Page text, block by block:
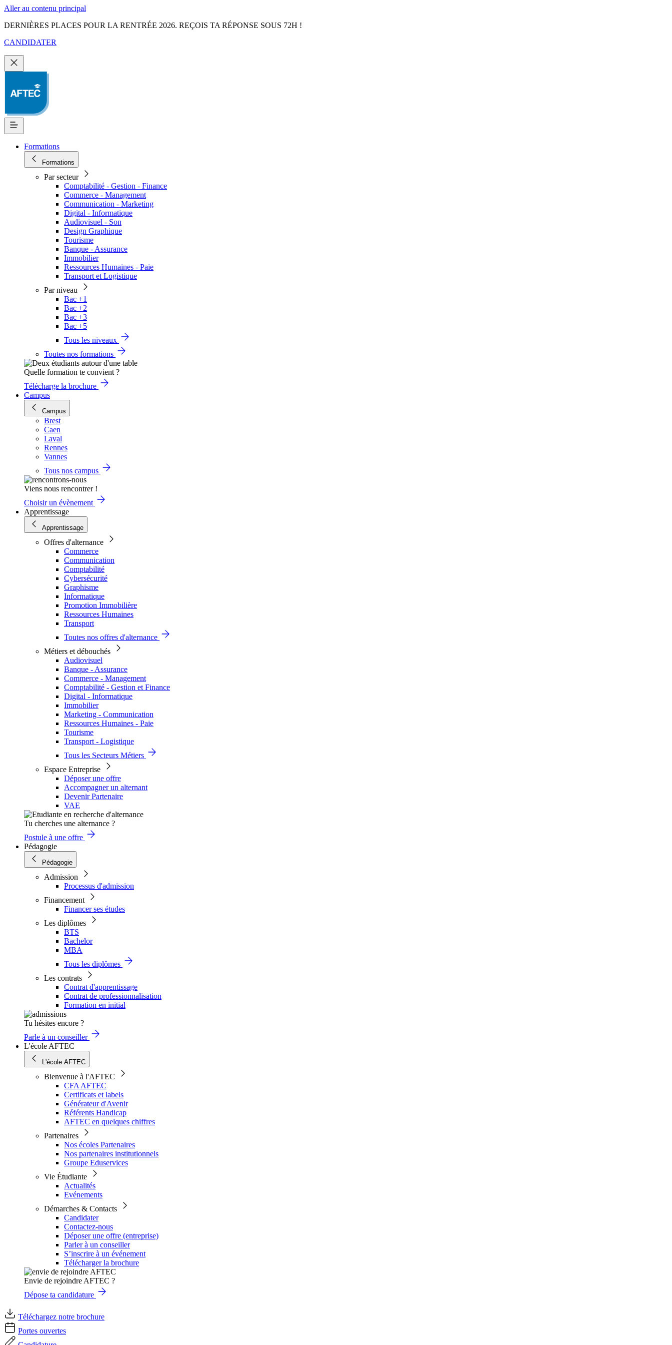
Aller au contenu principal
DERNIÈRES PLACES POUR LA RENTRÉE 2026. REÇOIS TA RÉPONSE SOUS 72H !
CANDIDATER
Formations
Formations
Par secteur
Comptabilité - Gestion - Finance
Commerce - Management
Communication - Marketing
Digital - Informatique
Audiovisuel - Son
Design Graphique
Tourisme
Banque - Assurance
Immobilier
Ressources Humaines - Paie
Transport et Logistique
Par niveau
Bac +1
Bac +2
Bac +3
Bac +5
Tous les niveaux
Toutes nos formations
Quelle formation te convient ?
Télécharge la brochure
Campus
Campus
Brest
Caen
Laval
Rennes
Vannes
Tous nos campus
Viens nous rencontrer !
Choisir un évènement
Apprentissage
Apprentissage
Offres d'alternance
Commerce
Communication
Comptabilité
Cybersécurité
Graphisme
Informatique
Promotion Immobilière
Ressources Humaines
Transport
Toutes nos offres d'alternance
Métiers et débouchés
Audiovisuel
Banque - Assurance
Commerce - Management
Comptabilité - Gestion et Finance
Digital - Informatique
Immobilier
Marketing - Communication
Ressources Humaines - Paie
Tourisme
Transport - Logistique
Tous les Secteurs Métiers
Espace Entreprise
Déposer une offre
Accompagner un alternant
Devenir Partenaire
VAE
Tu cherches une alternance ?
Postule à une offre
Pédagogie
Pédagogie
Admission
Processus d'admission
Financement
Financer ses études
Les diplômes
BTS
Bachelor
MBA
Tous les diplômes
Les contrats
Contrat d'apprentissage
Contrat de professionnalisation
Formation en initial
Tu hésites encore ?
Parle à un conseiller
L'école AFTEC
L'école AFTEC
Bienvenue à l'AFTEC
CFA AFTEC
Certificats et labels
Générateur d'Avenir
Référents Handicap
AFTEC en quelques chiffres
Partenaires
Nos écoles Partenaires
Nos partenaires institutionnels
Groupe Eduservices
Vie Étudiante
Actualités
Evénements
Démarches & Contacts
Candidater
Contactez-nous
Déposer une offre (entreprise)
Parler à un conseiller
S’inscrire à un événement
Télécharger la brochure
Envie de rejoindre AFTEC ?
Dépose ta candidature
Téléchargez notre brochure
Portes ouvertes